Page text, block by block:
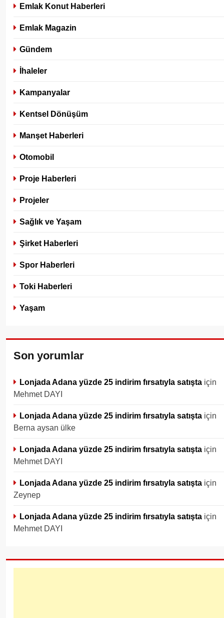
Emlak Konut Haberleri
Emlak Magazin
Gündem
İhaleler
Kampanyalar
Kentsel Dönüşüm
Manşet Haberleri
Otomobil
Proje Haberleri
Projeler
Sağlık ve Yaşam
Şirket Haberleri
Spor Haberleri
Toki Haberleri
Yaşam
Son yorumlar
Lonjada Adana yüzde 25 indirim fırsatıyla satışta için
Mehmet DAYI
Lonjada Adana yüzde 25 indirim fırsatıyla satışta için
Berna aysan ülke
Lonjada Adana yüzde 25 indirim fırsatıyla satışta için
Mehmet DAYI
Lonjada Adana yüzde 25 indirim fırsatıyla satışta için
Zeynep
Lonjada Adana yüzde 25 indirim fırsatıyla satışta için
Mehmet DAYI